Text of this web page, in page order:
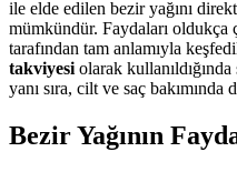
ile elde edilen bezir yağını
mümkündür. Faydaları oldukça
tarafından tam anlamıyla
takviyesiolarak kullanıldığında
yanı sıra, cilt ve saç
Bezir Yağının